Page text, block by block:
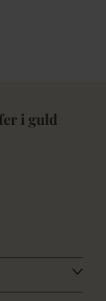
i guld